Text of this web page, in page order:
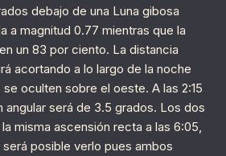
debajo de una Luna gibosa
a magnitud 0.77 mientras que la
un 83 por ciento. La distancia
acortando a lo largo de la noche
oculten sobre el oeste. A las 2:15
angular será de 3.5 grados. Los dos
misma ascensión recta a las 6:05,
posible verlo pues ambos